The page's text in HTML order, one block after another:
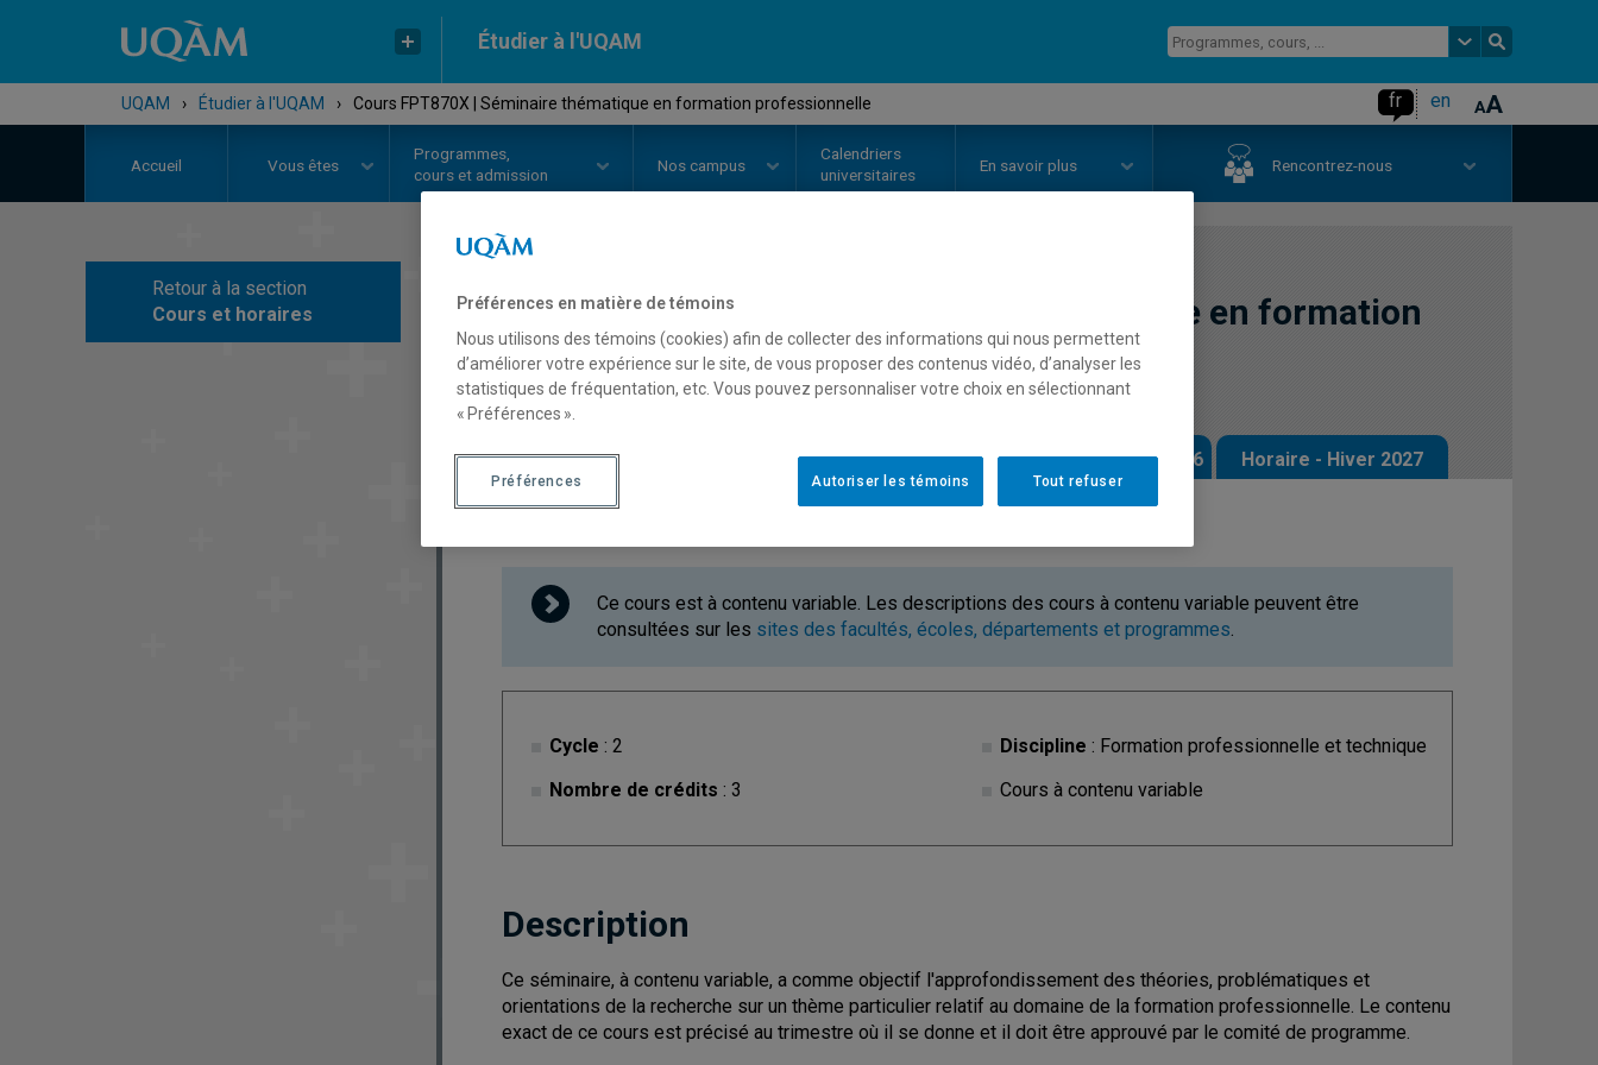
Étudier à l'UQAM
UQAM › Étudier à l'UQAM › Cours FPT870X | Séminaire thématique en formation professionnelle fr en
Accueil Vous êtes
Programmes,
cours et admission
Nos campus
Calendriers
universitaires
En savoir plus Rencontrez-nous
Retour à la section
Cours et horaires
COURS// FPT870X
Séminaire thématique en formation
professionnelle
Description Horaire - Été 2026 Horaire - Automne 2026 Horaire - Hiver 2027
Ce cours est à contenu variable. Les descriptions des cours à contenu variable peuvent être
consultées sur les sites des facultés, écoles, départements et programmes.
Cycle : 2
Nombre de crédits : 3
Discipline : Formation professionnelle et technique
Cours à contenu variable
Description
Ce séminaire, à contenu variable, a comme objectif l'approfondissement des théories, problématiques et
orientations de la recherche sur un thème particulier relatif au domaine de la formation professionnelle. Le contenu
exact de ce cours est précisé au trimestre où il se donne et il doit être approuvé par le comité de programme.
Préférences en matière de témoins
Nous utilisons des témoins (cookies) afin de collecter des informations qui nous permettent
d’améliorer votre expérience sur le site, de vous proposer des contenus vidéo, d’analyser les
statistiques de fréquentation, etc. Vous pouvez personnaliser votre choix en sélectionnant
« Préférences ».
Tout refuser
Autoriser les témoins
Préférences